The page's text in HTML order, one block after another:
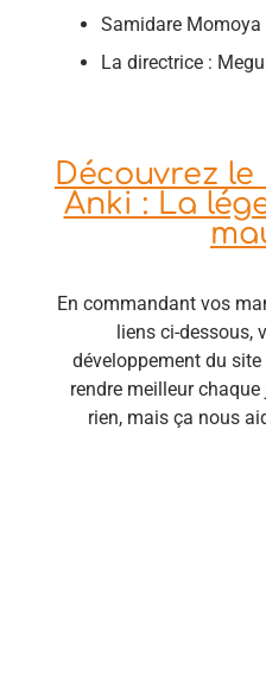
Samidare
La directrice :
Découvrez
Anki : La
En commandant vos
liens ci-dessous,
développement du
rendre meilleur
rien, mais ça nous